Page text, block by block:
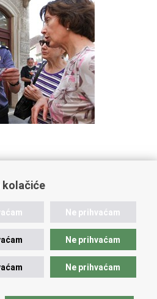
kolačiće
Ne prihvaćam
Ne prihvaćam
Ne prihvaćam